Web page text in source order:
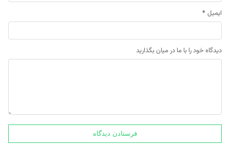
ایمیل *
دیدگاه خود را با ما در میان بگذارید